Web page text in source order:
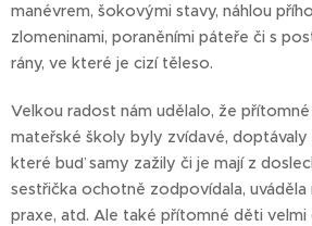
manévrem, šokovými stavy, náhlou
zlomeninami, poraněními páteře či s
rány, ve které je cizí těleso.
Velkou radost nám udělalo, že
mateřské školy byly zvídavé, doptávaly
které buď samy zažily či je mají z
sestřička ochotně zodpovídala, uváděla
praxe, atd. Ale také přítomné děti